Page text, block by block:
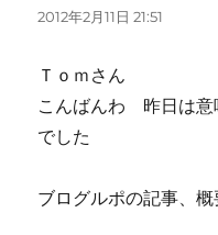
り:
2012年2月11日 21:51
Ｔｏｍさん
こんばんわ 昨日は意
でした
ブログルポの記事、